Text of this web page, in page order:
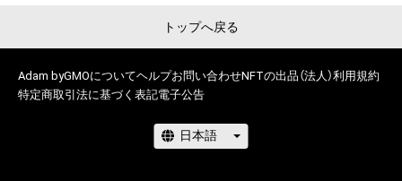
トップへ戻る
Adam byGMOについてヘルプお問い合わせNFTの出品（法人）利用規約
特定商取引法に基づく表記電子公告